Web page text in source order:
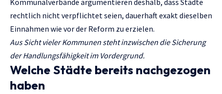
rechtlich nicht verpflichtet seien, dauerhaft exakt dieselben
Einnahmen wie vor der Reform zu erzielen.
Aus Sicht vieler Kommunen steht inzwischen die Sicherung
der Handlungsfähigkeit im Vordergrund.
Welche Städte bereits nachgezogen
haben